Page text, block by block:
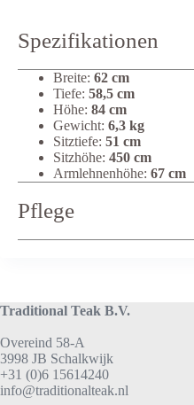
Spezifikationen
Breite: 62 cm
Tiefe: 58,5 cm
Höhe: 84 cm
Gewicht: 6,3 kg
Sitztiefe: 51 cm
Sitzhöhe: 450 cm
Armlehnenhöhe: 67 cm
Pflege
Traditional Teak B.V.
Overeind 58-A
3998 JB Schalkwijk
+31 (0)6 15614240
info@traditionalteak.nl